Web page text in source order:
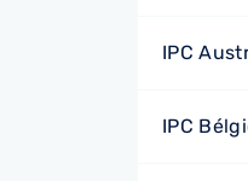
IPC
IPC